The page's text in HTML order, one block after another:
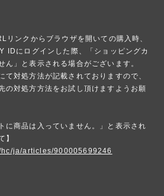
ンクからブラウザを開いての購入時、
IDにログインした際、「ショッピングカ
ん」と表示される場合がございます。
て対処方法が記載されておりますので、
の対処方方法をお試し頂けますようお願
に商品は入っていません。」と表示され
】
ja/articles/900005699246